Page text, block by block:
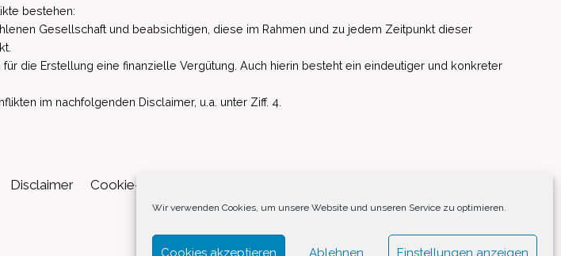
Wir verwenden Cookies, um unsere Website und unseren Service zu optimieren.
Cookies akzeptieren Ablehnen Einstellungen anzeigen
bestehen:
Gesellschaft und beabsichtigen, diese im Rahmen und zu jedem Zeitpunkt dieser
die Erstellung eine finanzielle Vergütung. Auch hierin besteht ein eindeutiger und konkreter
im nachfolgenden Disclaimer, u.a. unter Ziff. 4.
Disclaimer Cookie-Richtlinie (EU)